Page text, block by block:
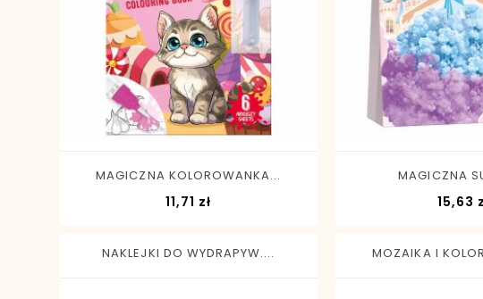
- +
MAGICZNA KOLOROWANKA...
11,71 zł
-
MAGICZNA
15,63
NAKLEJKI DO WYDRAPYW.... MOZAIKA I